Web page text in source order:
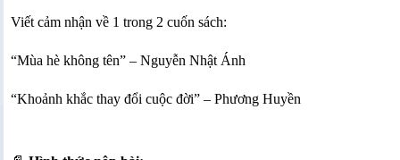
Viết cảm nhận về 1 trong 2 cuốn sách:
“Mùa hè không tên” – Nguyễn Nhật Ánh
“Khoảnh khắc thay đổi cuộc đời” – Phương Huyền